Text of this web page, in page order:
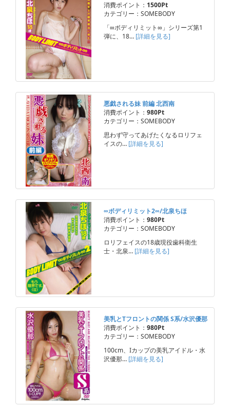
消費ポイント： 1500Pt
カテゴリー：SOMEBODY
「∞ボディリミット∞」シリーズ第1
弾に、18… [詳細を見る]
悪戯される妹 前編 北西南
消費ポイント： 980Pt
カテゴリー：SOMEBODY
思わず守ってあげたくなるロリフェ
イスの… [詳細を見る]
∞ボディリミット2∞/北泉ちほ
消費ポイント： 980Pt
カテゴリー：SOMEBODY
ロリフェイスの18歳現役歯科衛生
士・北泉… [詳細を見る]
美乳とTフロントの関係 S系/水沢優那
消費ポイント： 980Pt
カテゴリー：SOMEBODY
100cm、Iカップの美乳アイドル・水
沢優那… [詳細を見る]